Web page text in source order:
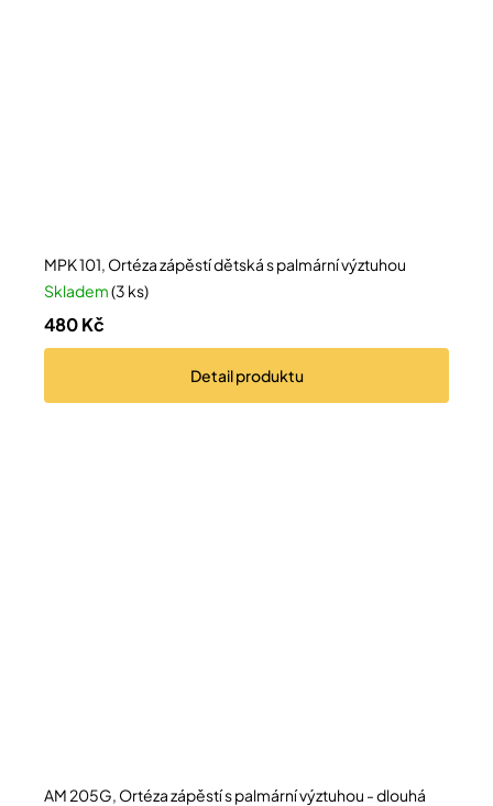
MPK 101, Ortéza zápěstí dětská s palmární výztuhou
Skladem(3 ks)
480 Kč
Detailproduktu
AM 205G, Ortéza zápěstí s palmární výztuhou - dlouhá